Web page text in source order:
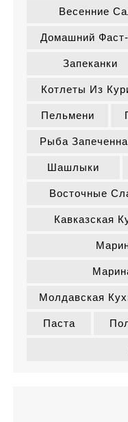
Весенние
Домашний
Запеканки
Котлеты Из
Пельмени
Рыба
Шашлыки
Восточные
Кавказская
Молдавская
Паста